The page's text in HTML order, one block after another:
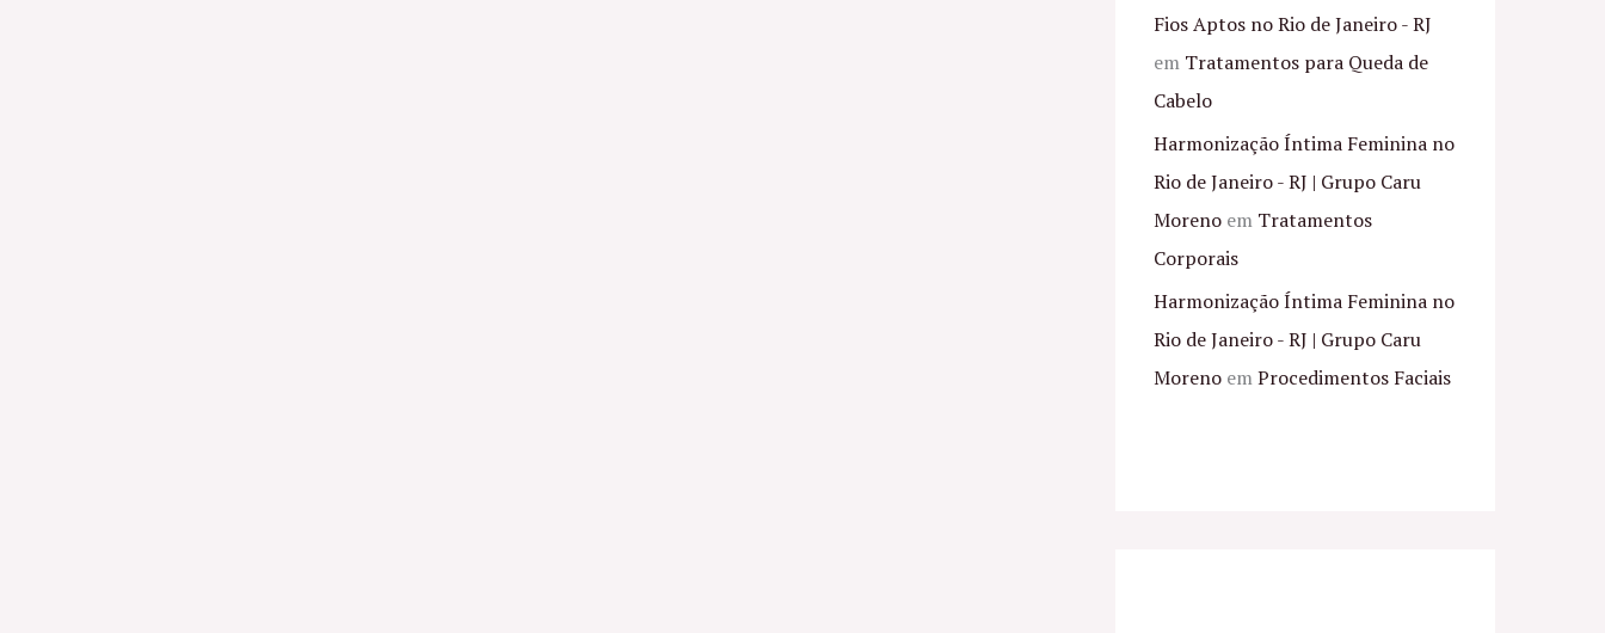
Fios Aptos no Rio de Janeiro - RJ
em Tratamentos para Queda de
Cabelo
Harmonização Íntima Feminina no
Rio de Janeiro - RJ | Grupo Caru
Moreno em Tratamentos
Corporais
Harmonização Íntima Feminina no
Rio de Janeiro - RJ | Grupo Caru
Moreno emProcedimentos Faciais